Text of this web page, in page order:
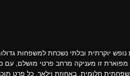
נופש יוקרתית ובלתי נשכחת למשפחות גדולות
איש. וילה מפוארת זו מעניקה מרחב פרטי מושלם, עם כל
חלומית. באחוזת וילאר, כל פרט תוכנן